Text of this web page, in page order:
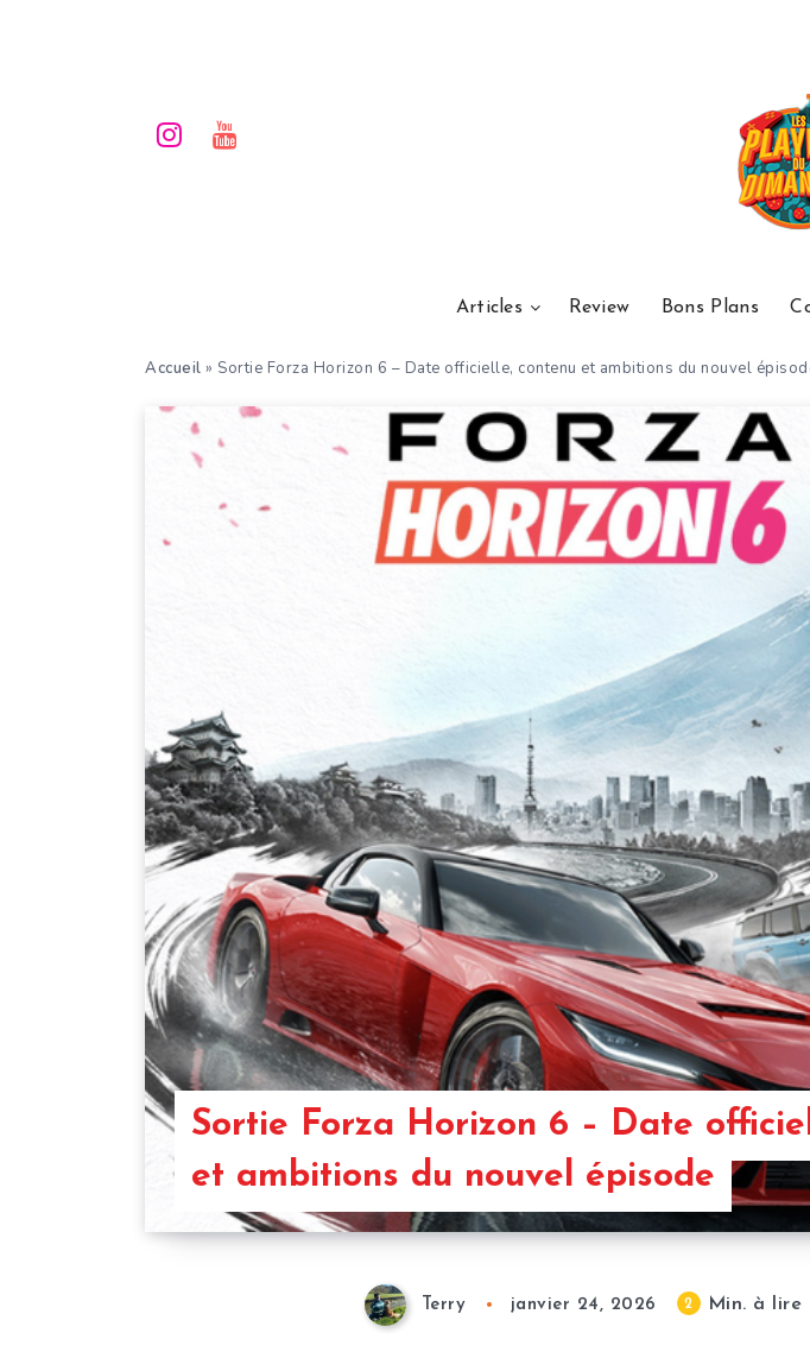
Articles Review Bons Plans
Accueil » Sortie Forza Horizon 6 – Date officielle, contenu et ambitions du nouvel
Sortie Forza Horizon 6 – Date
et ambitions du nouvel épisode
Terry janvier 24, 2026 2 Min. à lire